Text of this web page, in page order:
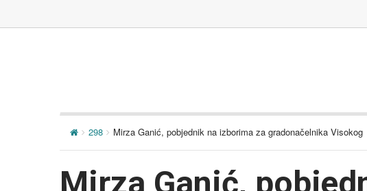
298 Mirza Ganić, pobjednik na izborima za gradonačelnika Visokog
Mirza Ganić,